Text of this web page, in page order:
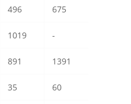
496 675
1019 -
891 1391
35 60